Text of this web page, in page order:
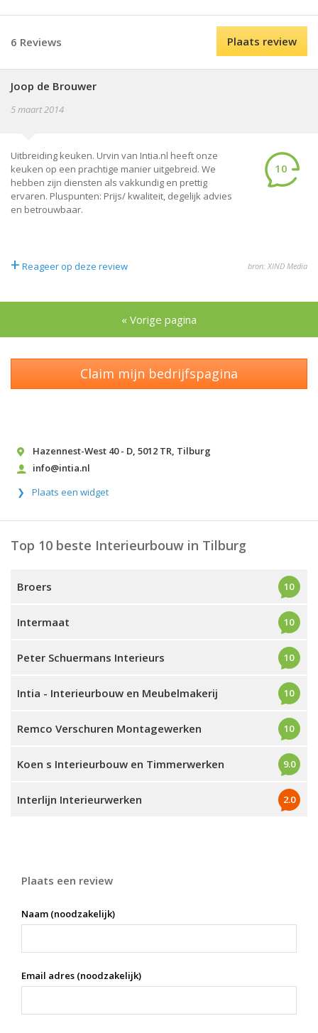
6 Reviews Plaats review
Joop de Brouwer
5 maart 2014
Uitbreiding keuken. Urvin van Intia.nl heeft onze
keuken op een prachtige manier uitgebreid. We
hebben zijn diensten als vakkundig en prettig
ervaren. Pluspunten: Prijs/ kwaliteit, degelijk advies
en betrouwbaar.
10
+ Reageer op deze review bron: XIND Media
« Vorige pagina
Claim mijn bedrijfspagina
Hazennest-West 40 - D, 5012 TR, Tilburg
info@intia.nl
Plaats een widget
Top 10 beste Interieurbouw in Tilburg
Broers 10
Intermaat 10
Peter Schuermans Interieurs 10
Intia - Interieurbouw en Meubelmakerij 10
Remco Verschuren Montagewerken 10
Koen s Interieurbouw en Timmerwerken 9.0
Interlijn Interieurwerken 2.0
Plaats een review
Naam (noodzakelijk)
Email adres (noodzakelijk)